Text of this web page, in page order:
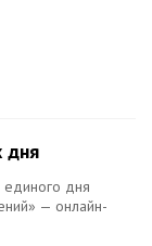
дня
дня
— онлайн-